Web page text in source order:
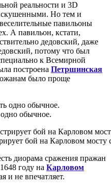
реальности и 3D
Но тем и
павильоны
А павильон, кстати,
дедовский, даже
потому что был
к Всемирной
построена Петршинская
было проще
обычное.
бой на Карловом мосту
диорама сражения пражан
году на Карловом
и не впечатляет.